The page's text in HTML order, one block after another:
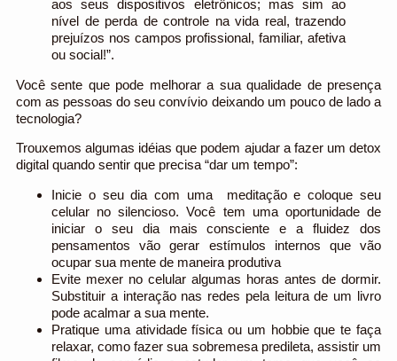
aos seus dispositivos eletrônicos; mas sim ao
nível de perda de controle na vida real, trazendo
prejuízos nos campos profissional, familiar, afetiva
ou social!”.
Você sente que pode melhorar a sua qualidade de presença
com as pessoas do seu convívio deixando um pouco de lado a
tecnologia?
Trouxemos algumas idéias que podem ajudar a fazer um detox
digital quando sentir que precisa “dar um tempo”:
Inicie o seu dia com uma meditação e coloque seu
celular no silencioso. Você tem uma oportunidade de
iniciar o seu dia mais consciente e a fluidez dos
pensamentos vão gerar estímulos internos que vão
ocupar sua mente de maneira produtiva
Evite mexer no celular algumas horas antes de dormir.
Substituir a interação nas redes pela leitura de um livro
pode acalmar a sua mente.
Pratique uma atividade física ou um hobbie que te faça
relaxar, como fazer sua sobremesa predileta, assistir um